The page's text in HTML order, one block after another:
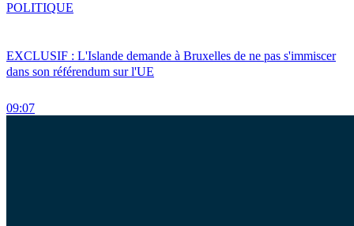
EXCLUSIF : L'Islande demande à Bruxelles de ne pas s'immiscer
dans son référendum sur l'UE
09:07
POLITIQUE